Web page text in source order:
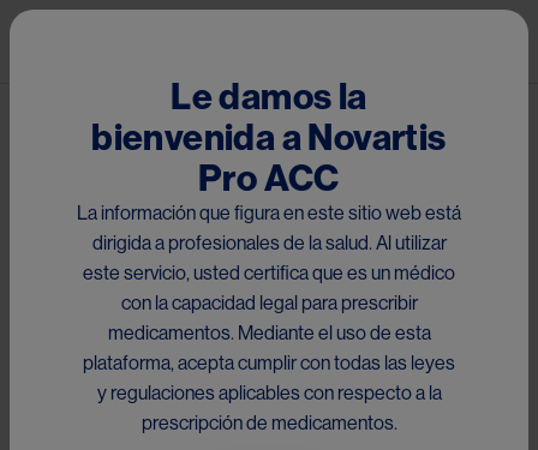
Pasar al contenido principal
Tykerb®
El presente sitio está dirigido a médicos con matrícula
habilitante dentro de la Región de Centro América y el
Caribe, Perú y Ecuador, que acceden a la información
a través del scan del código QR impreso en
el material y/o link proporcionado. Por favor seleccione el
país respectivo para su consulta:
This site is directed to doctors with qualifying registration
within the Central America and the Caribbean, Peru and
Ecuador Region who access information
Le damos la
bienvenida a Novartis
Pro ACC
La información que figura en este sitio web está
dirigida a profesionales de la salud. Al utilizar
este servicio, usted certifica que es un médico
con la capacidad legal para prescribir
medicamentos. Mediante el uso de esta
plataforma, acepta cumplir con todas las leyes
y regulaciones aplicables con respecto a la
prescripción de medicamentos.